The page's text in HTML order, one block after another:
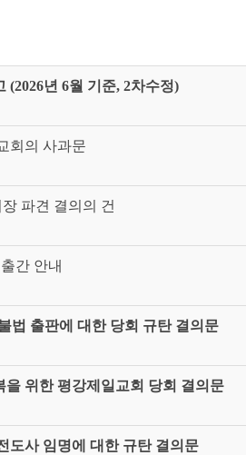
(2026년 6월 기준, 2차수정)
회의 사과문
파견 결의의 건
간 안내
법 출판에 대한 당회 규탄 결의문
을 위한 평강제일교회 당회 결의문
도사 임명에 대한 규탄 결의문